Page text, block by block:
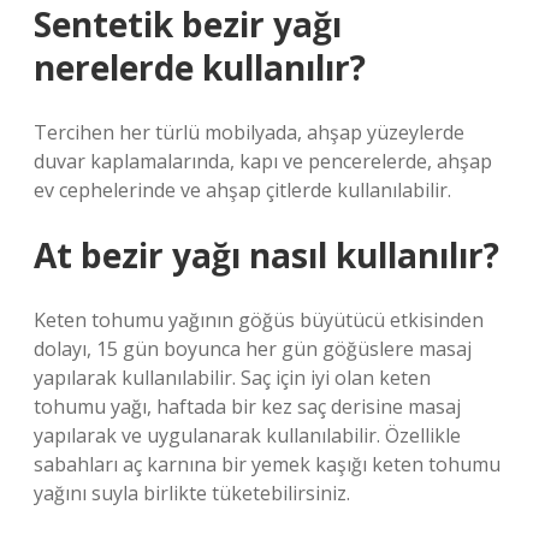
Sentetik bezir yağı
nerelerde kullanılır?
Tercihen her türlü mobilyada, ahşap yüzeylerde
duvar kaplamalarında, kapı ve pencerelerde, ahşap
ev cephelerinde ve ahşap çitlerde kullanılabilir.
At bezir yağı nasıl kullanılır?
Keten tohumu yağının göğüs büyütücü etkisinden
dolayı, 15 gün boyunca her gün göğüslere masaj
yapılarak kullanılabilir. Saç için iyi olan keten
tohumu yağı, haftada bir kez saç derisine masaj
yapılarak ve uygulanarak kullanılabilir. Özellikle
sabahları aç karnına bir yemek kaşığı keten tohumu
yağını suyla birlikte tüketebilirsiniz.